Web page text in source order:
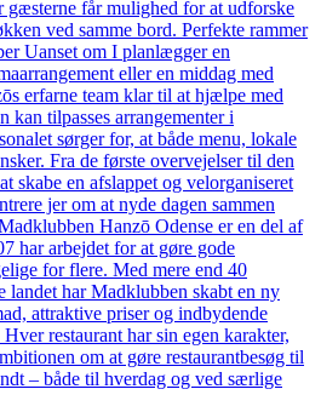
gæsterne får mulighed for at udforske
ved samme bord. Perfekte rammer
Uanset om I planlægger en
eller en middag med
erfarne team klar til at hjælpe med
kan tilpasses arrangementer i
sørger for, at både menu, lokale
Fra de første overvejelser til den
skabe en afslappet og velorganiseret
jer om at nyde dagen sammen
Hanzō Odense er en del af
har arbejdet for at gøre gode
for flere. Med mere end 40
landet har Madklubben skabt en ny
attraktive priser og indbydende
restaurant har sin egen karakter,
om at gøre restaurantbesøg til
– både til hverdag og ved særlige